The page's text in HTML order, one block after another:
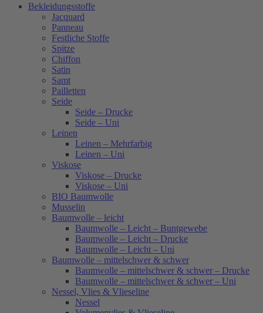
Bekleidungsstoffe
Jacquard
Panneau
Festliche Stoffe
Spitze
Chiffon
Satin
Samt
Pailletten
Seide
Seide – Drucke
Seide – Uni
Leinen
Leinen – Mehrfarbig
Leinen – Uni
Viskose
Viskose – Drucke
Viskose – Uni
BIO Baumwolle
Musselin
Baumwolle – leicht
Baumwolle – Leicht – Buntgewebe
Baumwolle – Leicht – Drucke
Baumwolle – Leicht – Uni
Baumwolle – mittelschwer & schwer
Baumwolle – mittelschwer & schwer – Drucke
Baumwolle – mittelschwer & schwer – Uni
Nessel, Vlies & Vlieseline
Nessel